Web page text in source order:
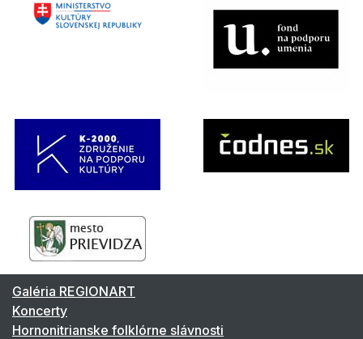
Galéria REGIONART
Koncerty
Hornonitrianske folklórne slávnosti